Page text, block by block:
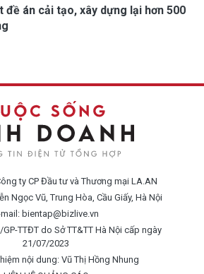
đề án cải tạo, xây dựng lại hơn 500
ty CP Đầu tư và Thương mại LA.AN
Ngọc Vũ, Trung Hòa, Cầu Giấy, Hà Nội
bientap@bizlive.vn
TTĐT do Sở TT&TT Hà Nội cấp ngày
21/07/2023
nội dung: Vũ Thị Hồng Nhung